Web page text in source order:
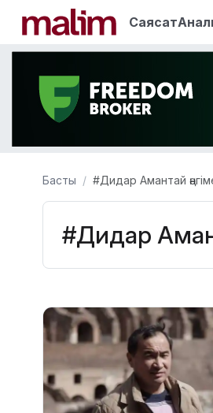
Саясат
Басты #Дидар Амантай
#Дидар